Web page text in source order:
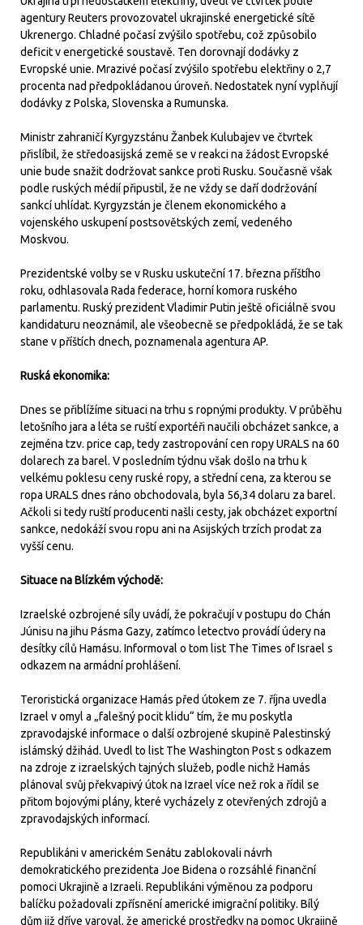
agentury Reuters provozovatel ukrajinské energetické sítě
Ukrenergo. Chladné počasí zvýšilo spotřebu, což způsobilo
deficit v energetické soustavě. Ten dorovnají dodávky z
Evropské unie. Mrazivé počasí zvýšilo spotřebu elektřiny o 2,7
procenta nad předpokládanou úroveň. Nedostatek nyní vyplňují
dodávky z Polska, Slovenska a Rumunska.
Ministr zahraničí Kyrgyzstánu Žanbek Kulubajev ve čtvrtek
přislíbil, že středoasijská země se v reakci na žádost Evropské
unie bude snažit dodržovat sankce proti Rusku. Současně však
podle ruských médií připustil, že ne vždy se daří dodržování
sankcí uhlídat. Kyrgyzstán je členem ekonomického a
vojenského uskupení postsovětských zemí, vedeného
Moskvou.
Prezidentské volby se v Rusku uskuteční 17. března příštího
roku, odhlasovala Rada federace, horní komora ruského
parlamentu. Ruský prezident Vladimir Putin ještě oficiálně svou
kandidaturu neoznámil, ale všeobecně se předpokládá, že se tak
stane v příštích dnech, poznamenala agentura AP.
Ruská ekonomika:
Dnes se přiblížíme situaci na trhu s ropnými produkty. V průběhu
letošního jara a léta se ruští exportéři naučili obcházet sankce, a
zejména tzv. price cap, tedy zastropování cen ropy URALS na 60
dolarech za barel. V posledním týdnu však došlo na trhu k
velkému poklesu ceny ruské ropy, a střední cena, za kterou se
ropa URALS dnes ráno obchodovala, byla 56,34 dolaru za barel.
Ačkoli si tedy ruští producenti našli cesty, jak obcházet exportní
sankce, nedokáží svou ropu ani na Asijských trzích prodat za
vyšší cenu.
Situace na Blízkém východě:
Izraelské ozbrojené síly uvádí, že pokračují v postupu do Chán
Júnisu na jihu Pásma Gazy, zatímco letectvo provádí údery na
desítky cílů Hamásu. Informoval o tom list The Times of Israel s
odkazem na armádní prohlášení.
Teroristická organizace Hamás před útokem ze 7. října uvedla
Izrael v omyl a „falešný pocit klidu“ tím, že mu poskytla
zpravodajské informace o další ozbrojené skupině Palestinský
islámský džihád. Uvedl to list The Washington Post s odkazem
na zdroje z izraelských tajných služeb, podle nichž Hamás
plánoval svůj překvapivý útok na Izrael více než rok a řídil se
přitom bojovými plány, které vycházely z otevřených zdrojů a
zpravodajských informací.
Republikáni v americkém Senátu zablokovali návrh
demokratického prezidenta Joe Bidena o rozsáhlé finanční
pomoci Ukrajině a Izraeli. Republikáni výměnou za podporu
balíčku požadovali zpřísnění americké imigrační politiky. Bílý
dům již dříve varoval, že americké prostředky na pomoc Ukrajině